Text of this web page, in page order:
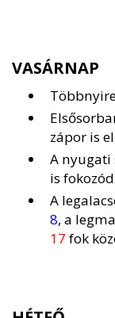
VASÁRNAP
zápor is
A nyugati
is
A
8, a
17 fok